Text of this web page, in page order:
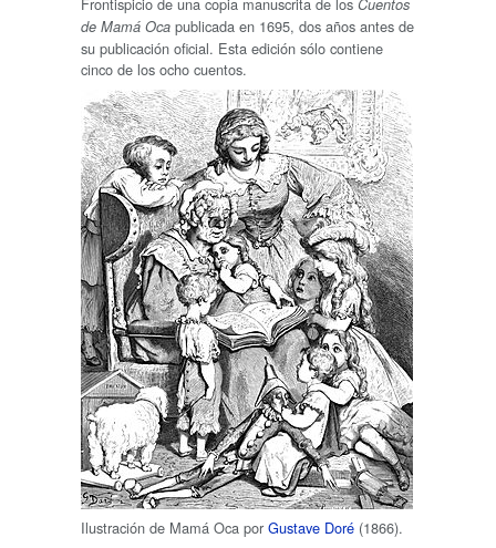
Cuentos
de Mamá Oca publicada en 1695, dos años antes de
su publicación oficial. Esta edición sólo contiene
cinco de los ocho cuentos.
Ilustración de Mamá Oca por Gustave Doré (1866).